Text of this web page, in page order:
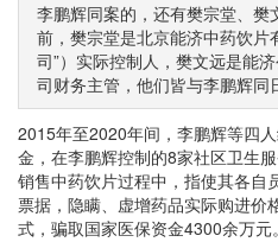
李鹏辉同案的，还有樊宗堂、
前，樊宗堂是北京能济中药饮片
司”）实际控制人，樊文远是能
司财务主管，他们皆与李鹏辉同
2015年至2020年间，李鹏辉等四
金，在李鹏辉控制的8家社区卫生
销售中药饮片过程中，指使其各自
票据，隐瞒、虚增药品实际购进价
式，骗取国家医保资金4300余万元。